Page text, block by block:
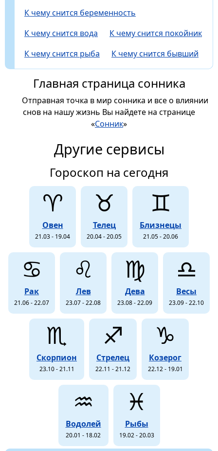
К чему снится беременность
К чему снится вода
К чему снится покойник
К чему снится рыба
К чему снится бывший
Главная страница сонника
Отправная точка в мир сонника и все о влиянии
снов на нашу жизнь Вы найдете на странице
«Сонник»
Другие сервисы
Гороскоп на сегодня
♈
Овен
21.03 - 19.04
♉
Телец
20.04 - 20.05
♊
Близнецы
21.05 - 20.06
♋
Рак
21.06 - 22.07
♌
Лев
23.07 - 22.08
♍
Дева
23.08 - 22.09
♎
Весы
23.09 - 22.10
♏
Скорпион
23.10 - 21.11
♐
Стрелец
22.11 - 21.12
♑
Козерог
22.12 - 19.01
♒
Водолей
20.01 - 18.02
♓
Рыбы
19.02 - 20.03